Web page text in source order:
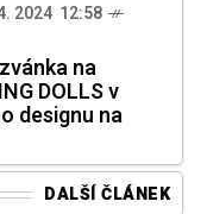
2024 12:58
na
DOLLS v
designu na
DALŠÍ ČLÁNEK